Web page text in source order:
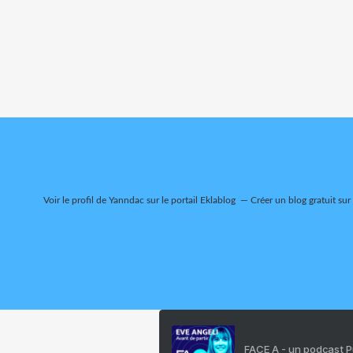
Voir le profil de Yanndac sur le portail Eklablog Créer un blog gratuit sur
FACE A - un podcast